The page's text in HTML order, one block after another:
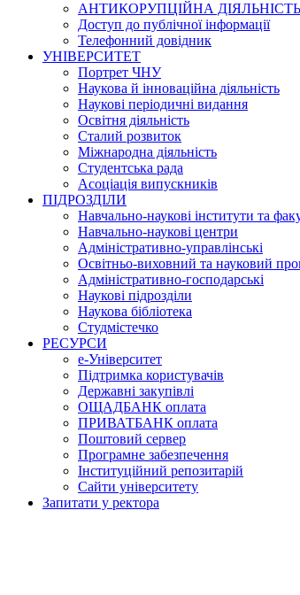
АНТИКОРУПЦІЙНА ДІЯЛЬНІСТЬ
Доступ до публічної інформації
Телефонний довідник
УНІВЕРСИТЕТ
Портрет ЧНУ
Наукова й інноваційна діяльність
Наукові періодичні видання
Освітня діяльність
Сталий розвиток
Міжнародна діяльність
Студентська рада
Асоціація випускників
ПІДРОЗДІЛИ
Навчально-наукові інститути та
Навчально-наукові центри
Адміністративно-управлінські
Освітньо-виховний та науковий
Адміністративно-господарські
Наукові підрозділи
Наукова бібліотека
Студмістечко
РЕСУРСИ
е-Університет
Підтримка користувачів
Державні закупівлі
ОЩАДБАНК оплата
ПРИВАТБАНК оплата
Поштовий сервер
Програмне забезпечення
Інституційний репозитарій
Сайти університету
Запитати у ректора